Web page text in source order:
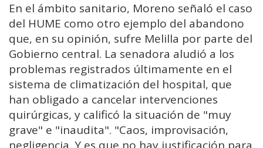
En el ámbito sanitario, Moreno señaló el caso
del HUME como otro ejemplo del abandono
que, en su opinión, sufre Melilla por parte del
Gobierno central. La senadora aludió a los
problemas registrados últimamente en el
sistema de climatización del hospital, que
han obligado a cancelar intervenciones
quirúrgicas, y calificó la situación de "muy
grave" e "inaudita". "Caos, improvisación,